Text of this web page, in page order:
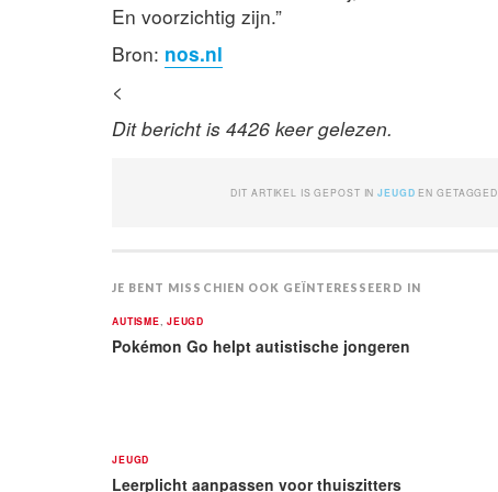
En voorzichtig zijn.”
Bron: nos.nl
<
Dit bericht is 4426 keer gelezen.
DIT ARTIKEL IS GEPOST INJEUGD EN GETAGGED
JE BENT MISSCHIEN OOK GEÏNTERESSEERD IN
AUTISME JEUGD
Pokémon Go helpt autistische jongeren
JEUGD
Leerplicht aanpassen voor thuiszitters